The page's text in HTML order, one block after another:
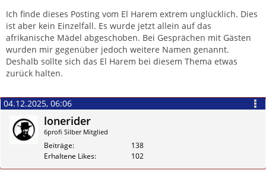
anderen Clubs auf, verschwand dort aber meist schnell
wieder, vermutlich mit demselben Verhalten. Die 6profis:
green und El perversito hatten sie diesbezüglich bereits
im Forum entlarvt; hier lohnt sich ein Blick in die
entsprechenden Beiträge.
Bezug auf AO zu Ohren kam.Daher die Gegenfrage:Warum
hast du den Vorfall nicht direkt an der Rezeption gemeldet?
Gästemitteilungen wie diese werden bei uns
geprüft, und in einem solchen Fall hättest du dein Geld
zurück bekommen und die Frau direkt gratis aus dem Club
mitnehmen können, inklusive eines von uns geschenkten
Kondoms als Schutzmaßnahme.
Ich finde dieses Posting vom El Harem extrem unglücklich. Dies
ist aber kein Einzelfall. Es wurde jetzt allein auf das
afrikanische Mädel abgeschoben. Bei Gesprächen mit Gästen
wurden mir gegenüber jedoch weitere Namen genannt.
Deshalb sollte sich das El Harem bei diesem Thema etwas
zurück halten.
04.12.2025, 06:06
lonerider
6profi Silber Mitglied
Beiträge
138
Erhaltene Likes
102